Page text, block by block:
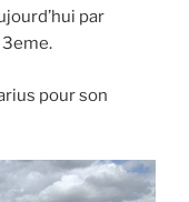
par
pour son